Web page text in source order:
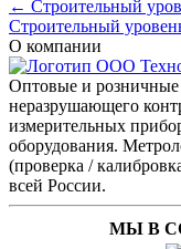
← Строительный
Строительный
О компании
Оптовые и розничные
неразрушающего
измерительных
оборудования.
(проверка /
всей России.
МЫ В